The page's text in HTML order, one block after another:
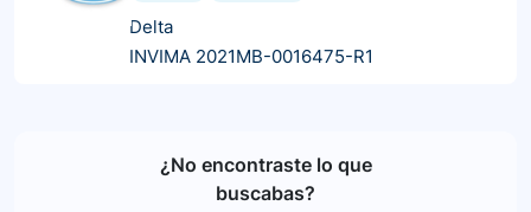
Delta
INVIMA 2021MB-0016475-R1
¿No encontraste lo que
buscabas?